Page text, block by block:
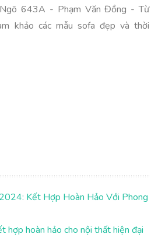
643A - Phạm Văn Đồng - Từ
khảo các mẫu sofa đẹp và thời
Kết Hợp Hoàn Hảo Với Phong
hợp hoàn hảo cho nội thất hiện đại